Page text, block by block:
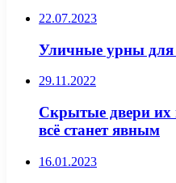
22.07.2023
Уличные урны для
29.11.2022
Скрытые двери их
всё станет явным
16.01.2023